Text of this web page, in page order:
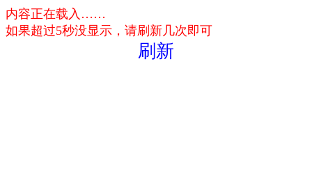
内容正在载入……
如果超过5秒没显示，请刷新几次即可
刷新